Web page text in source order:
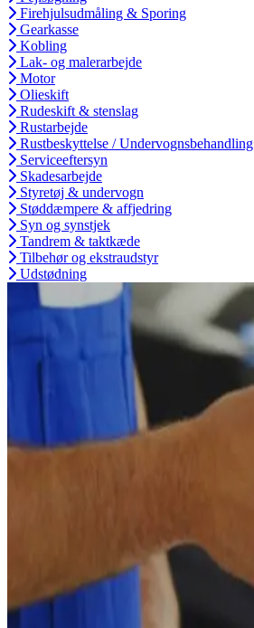
Firehjulsudmåling & Sporing
Gearkasse
Kobling
Lak- og malerarbejde
Motor
Olieskift
Rudeskift & stenslag
Rustarbejde
Rustbeskyttelse / Undervognsbehandling
Serviceeftersyn
Skadesarbejde
Styretøj & undervogn
Støddæmpere & affjedring
Syn og synstjek
Tandrem & taktkæde
Tilbehør og ekstraudstyr
Udstødning